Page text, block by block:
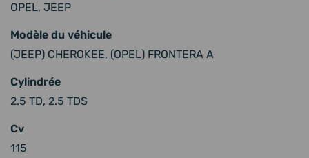
OPEL, JEEP
Modèle du véhicule
(JEEP) CHEROKEE, (OPEL) FRONTERA A
Cylindrée
2.5 TD, 2.5 TDS
Cv
115